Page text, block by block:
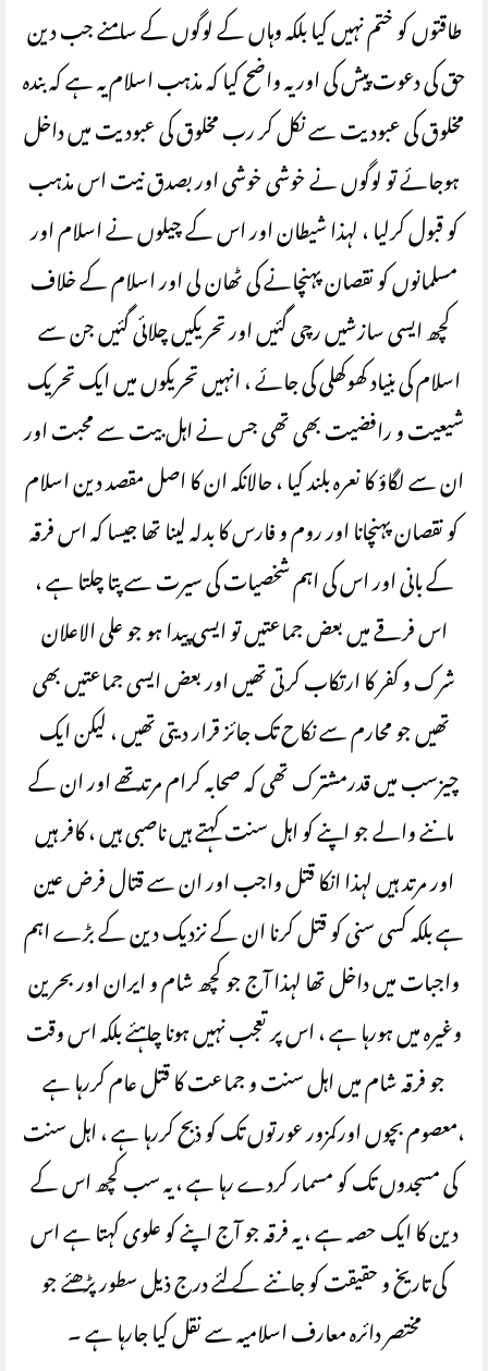
طاقتوں کو ختم نہیں کیا بلکہ وہاں کے لوگوں کے سامنے جب دین
حق کی دعوت پیش کی اور یہ واضح کیا کہ مذہب اسلام یہ ہے کہ بندہ
مخلوق کی عبودیت سے نکل کر رب مخلوق کی عبودیت میں داخل
ہوجائے تو لوگوں نے خوشی خوشی اور بصدق نیت اس مذہب
کو قبول کرلیا ، لہذا شیطان اور اس کے چیلوں نے اسلام اور
مسلمانوں کو نقصان پہنچانے کی ٹھان لی اور اسلام کے خلاف
کچھ ایسی سازشیں رچی گئیں اور تحریکیں چلائی گئیں جن سے
اسلام کی بنیاد کھوکھلی کی جائے ، انہیں تحریکوں میں ایک تحریک
شیعیت و رافضیت بھی تھی جس نے اہل بیت سے محبت اور
ان سے لگاؤ کا نعرہ بلند کیا ، حالانکہ ان کا اصل مقصد دین اسلام
کو نقصان پہنچانا اور روم و فارس کا بدلہ لینا تھا جیسا کہ اس فرقہ
کے بانی اور اس کی اہم شخصیات کی سیرت سے پتا چلتا ہے ،
اس فرقے میں بعض جماعتیں تو ایسی پیدا ہو جو علی الاعلان
شرک و کفر کا ارتکاب کرتی تھیں اور بعض ایسی جماعتیں بھی
تھیں جو محارم سے نکاح تک جائز قرار دیتی تھیں ، لیکن ایک
چیزسب میں قدرمشترک تھی کہ صحابہ کرام مرتد تھے اور ان کے
ماننے والے جو اپنے کو اہل سنت کہتے ہیں ناصبی ہیں ، کافر ہیں
اور مرتد ہیں لہذا انکا قتل واجب اور ان سے قتال فرض عین
ہے بلکہ کسی سنی کو قتل کرنا ان کے نزدیک دین کے بڑے اہم
واجبات میں داخل تھا لہذا آج جو کچھ شام و ایران اور بحرین
وغیرہ میں ہورہا ہے ، اس پر تعجب نہیں ہونا چاہئے بلکہ اس وقت
جو فرقہ شام میں اہل سنت و جماعت کا قتل عام کررہا ہے
،معصوم بچوں اورکمزور عورتوں تک کو ذبح کررہا ہے ، اہل سنت
کی مسجدوں تک کو مسمار کردے رہا ہے ، یہ سب کچھ اس کے
دین کا ایک حصہ ہے ، یہ فرقہ جو آج اپنے کو علوی کہتا ہے اس
کی تاریخ و حقیقت کو جاننے کے لئے درج ذیل سطور پڑھئے جو
مختصر دائرہ معارف اسلامیہ سے نقل کیا جارہا ہے ۔